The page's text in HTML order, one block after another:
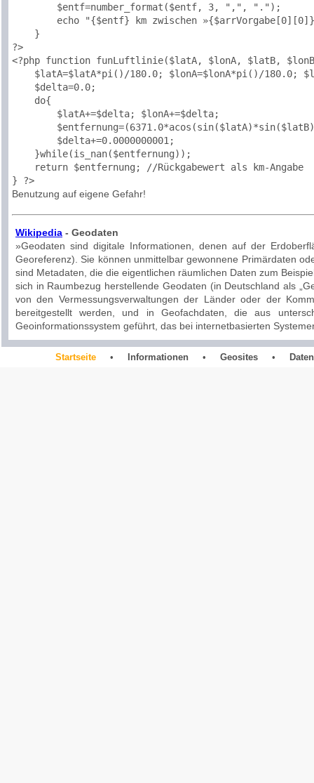
        $entf=number_format($entf, 3, ",", ".");
echo "{$entf} km zwischen
    }
?>
<?php function funLuftlinie($latA, $lonA, $latB,
$latA=$latA*pi()/180.0; $lonA=$lonA*pi()/180.0;
    $delta=0.0;
    do{
        $latA+=$delta; $lonA+=$delta;
        $delta+=0.0000000001;
    }while(is_nan($entfernung));
    return $entfernung; //Rückgabewert als km-Angabe
Benutzung auf eigene Gefahr!
Wikipedia - Geodaten
»Geodaten sind digitale Informationen, denen auf der
Georeferenz). Sie können unmittelbar gewonnene Primärdaten
sind Metadaten, die die eigentlichen räumlichen Daten zum
sich in Raumbezug herstellende Geodaten (in Deutschland als
von den Vermessungsverwaltungen der Länder oder der
bereitgestellt werden, und in Geofachdaten, die aus
Geoinformationssystem geführt, das bei internetbasierten
Startseite • Informationen • Geosites •